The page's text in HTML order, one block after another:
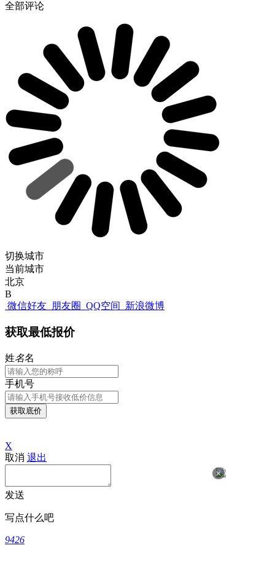
全部评论
切换城市
当前城市
北京
B
微信好友 朋友圈 QQ空间 新浪微博
获取最低报价
姓名名
手机号
获取底价
X
取消 退出
发送
写点什么吧
9426
×